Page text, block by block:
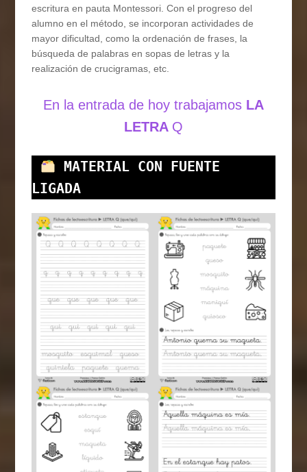
escritura en pauta Montessori. Con el progreso del
alumno en el método, se incorporan actividades de
mayor dificultad, como la ordenación de frases, la
búsqueda de palabras en sopas de letras y la
realización de crucigramas, etc.
En la entrada de hoy trabajamos LA
LETRA Q
MATERIAL CON FUENTE
LIGADA